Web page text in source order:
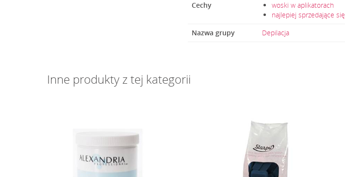
Cechy
woski w aplikatorach
najlepiej sprzedające się
Nazwa grupy
Depilacja
Inne produkty z tej kategorii